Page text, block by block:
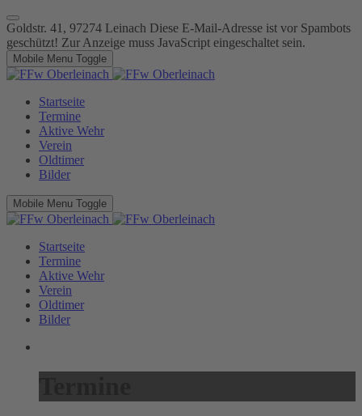
Goldstr. 41, 97274 Leinach Diese E-Mail-Adresse ist vor Spambots
geschützt! Zur Anzeige muss JavaScript eingeschaltet sein.
Mobile Menu Toggle
Startseite
Termine
Aktive Wehr
Verein
Oldtimer
Bilder
Mobile Menu Toggle
Startseite
Termine
Aktive Wehr
Verein
Oldtimer
Bilder